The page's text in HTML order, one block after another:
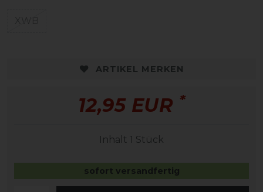
ARTIKEL MERKEN
12,95 EUR *
Inhalt 1 Stück
sofort versandfertig